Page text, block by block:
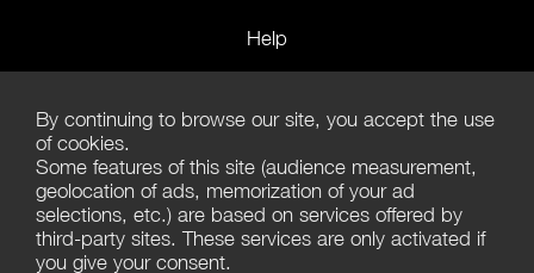
Help
Terms of Use
Terms of Sales
Privacy Policy
By continuing to browse our site, you accept the use
of cookies.
Some features of this site (audience measurement,
geolocation of ads, memorization of your ad
selections, etc.) are based on services offered by
third-party sites. These services are only activated if
you give your consent.